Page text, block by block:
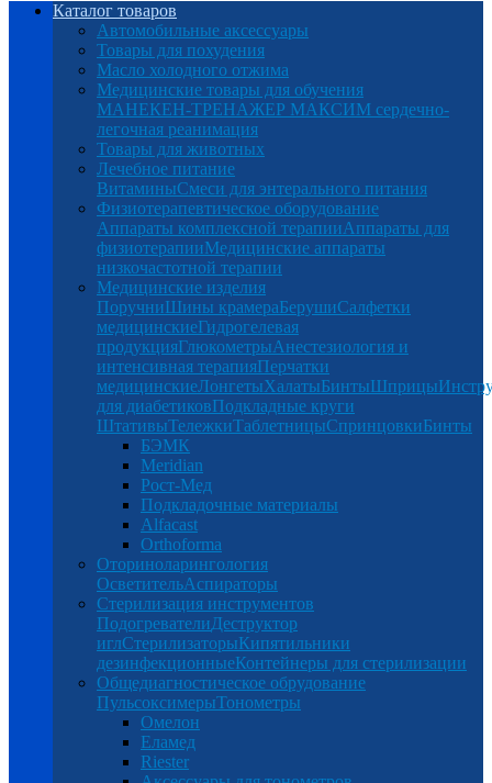
Каталог товаров
Автомобильные аксессуары
Товары для похудения
Масло холодного отжима
Медицинские товары для обучения
МАНЕКЕН-ТРЕНАЖЕР МАКСИМ сердечно-
легочная реанимация
Товары для животных
Лечебное питание
ВитаминыСмеси для энтерального питания
Физиотерапевтическое оборудование
Аппараты комплексной терапииАппараты для
физиотерапииМедицинские аппараты
низкочастотной терапии
Медицинские изделия
ПоручниШины крамераБерушиСалфетки
медицинскиеГидрогелевая
продукцияГлюкометрыАнестезиология и
интенсивная терапияПерчатки
медицинскиеЛонгетыХалатыБинтыШприцы
для диабетиковПодкладные круги
ШтативыТележкиТаблетницыСпринцовкиБинты
БЭМК
Meridian
Рост-Мед
Подкладочные материалы
Alfacast
Orthoforma
Оториноларингология
ОсветительАспираторы
Стерилизация инструментов
ПодогревателиДеструктор
иглСтерилизаторыКипятильники
дезинфекционныеКонтейнеры для стерилизации
Общедиагностическое обрудование
ПульсоксимерыТонометры
Омелон
Еламед
Riester